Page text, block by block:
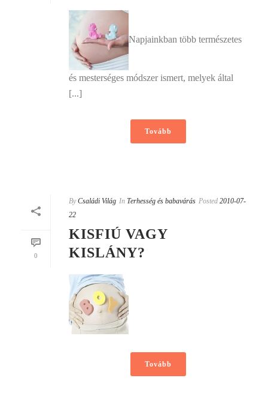
Napjainkban több természetes
és mesterséges módszer ismert, melyek által
[...]
Tovább
0
By Családi Világ In Terhesség és babavárás Posted 2010-07-
22
KISFIÚ VAGY
KISLÁNY?
Tovább